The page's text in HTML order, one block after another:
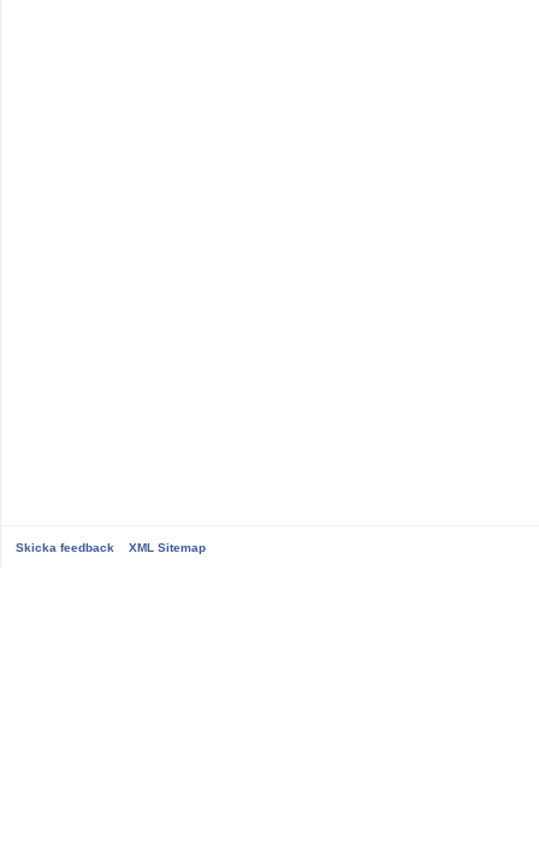
Skicka feedback XML Sitemap